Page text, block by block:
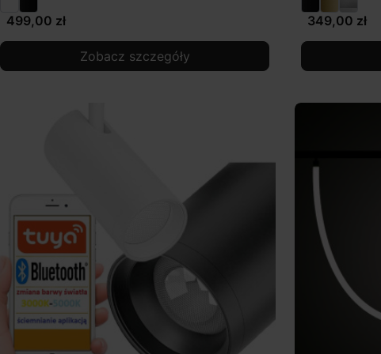
499,00 zł
Zobacz szczegóły
349,00 zł